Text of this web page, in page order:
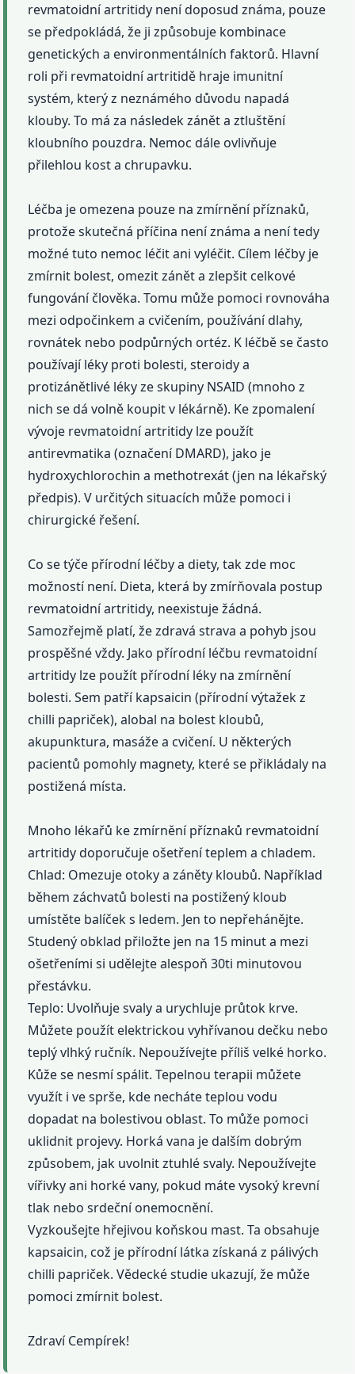
revmatoidní artritidy není doposud známa, pouze
se předpokládá, že ji způsobuje kombinace
genetických a environmentálních faktorů. Hlavní
roli při revmatoidní artritidě hraje imunitní
systém, který z neznámého důvodu napadá
klouby. To má za následek zánět a ztluštění
kloubního pouzdra. Nemoc dále ovlivňuje
přilehlou kost a chrupavku.
Léčba je omezena pouze na zmírnění příznaků,
protože skutečná příčina není známa a není tedy
možné tuto nemoc léčit ani vyléčit. Cílem léčby je
zmírnit bolest, omezit zánět a zlepšit celkové
fungování člověka. Tomu může pomoci rovnováha
mezi odpočinkem a cvičením, používání dlahy,
rovnátek nebo podpůrných ortéz. K léčbě se často
používají léky proti bolesti, steroidy a
protizánětlivé léky ze skupiny NSAID (mnoho z
nich se dá volně koupit v lékárně). Ke zpomalení
vývoje revmatoidní artritidy lze použít
antirevmatika (označení DMARD), jako je
hydroxychlorochin a methotrexát (jen na lékařský
předpis). V určitých situacích může pomoci i
chirurgické řešení.
Co se týče přírodní léčby a diety, tak zde moc
možností není. Dieta, která by zmírňovala postup
revmatoidní artritidy, neexistuje žádná.
Samozřejmě platí, že zdravá strava a pohyb jsou
prospěšné vždy. Jako přírodní léčbu revmatoidní
artritidy lze použít přírodní léky na zmírnění
bolesti. Sem patří kapsaicin (přírodní výtažek z
chilli papriček), alobal na bolest kloubů,
akupunktura, masáže a cvičení. U některých
pacientů pomohly magnety, které se přikládaly na
postižená místa.
Mnoho lékařů ke zmírnění příznaků revmatoidní
artritidy doporučuje ošetření teplem a chladem.
Chlad: Omezuje otoky a záněty kloubů. Například
během záchvatů bolesti na postižený kloub
umístěte balíček s ledem. Jen to nepřehánějte.
Studený obklad přiložte jen na 15 minut a mezi
ošetřeními si udělejte alespoň 30ti minutovou
přestávku.
Teplo: Uvolňuje svaly a urychluje průtok krve.
Můžete použít elektrickou vyhřívanou dečku nebo
teplý vlhký ručník. Nepoužívejte příliš velké horko.
Kůže se nesmí spálit. Tepelnou terapii můžete
využít i ve sprše, kde necháte teplou vodu
dopadat na bolestivou oblast. To může pomoci
uklidnit projevy. Horká vana je dalším dobrým
způsobem, jak uvolnit ztuhlé svaly. Nepoužívejte
vířivky ani horké vany, pokud máte vysoký krevní
tlak nebo srdeční onemocnění.
Vyzkoušejte hřejivou koňskou mast. Ta obsahuje
kapsaicin, což je přírodní látka získaná z pálivých
chilli papriček. Vědecké studie ukazují, že může
pomoci zmírnit bolest.
Zdraví Cempírek!